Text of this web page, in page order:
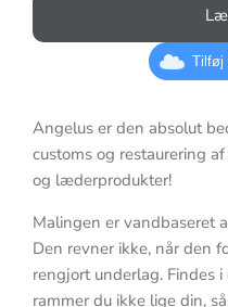
Tilføj
Angelus er den absolut
customs og restaurering
og læderprodukter!
Malingen er vandbaseret
Den revner ikke, når den
rengjort underlag. Findes
rammer du ikke lige din,